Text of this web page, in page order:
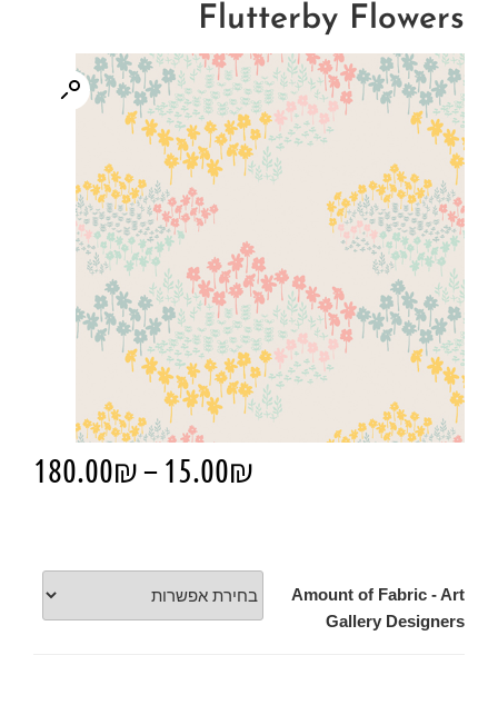
Flutterby Flowers
15.00₪
–
180.00₪
Amount of Fabric - Art
Gallery Designers